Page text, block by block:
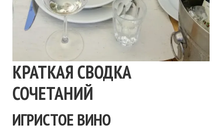
КРАТКАЯ СВОДКА
СОЧЕТАНИЙ
ИГРИСТОЕ ВИНО